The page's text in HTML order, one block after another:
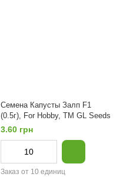
Семена Капусты Залп F1
(0.5г), For Hobby, TM GL Seeds
3.60 грн
Заказ от 10 единиц